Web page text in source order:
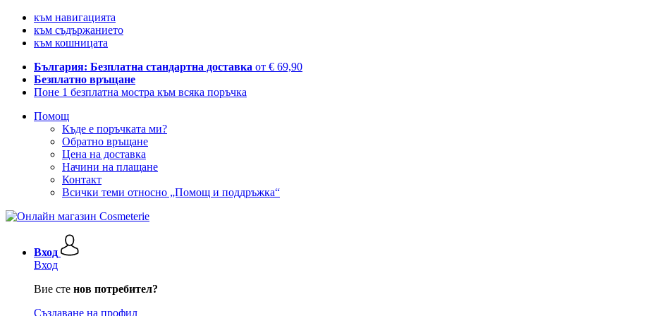
към навигацията
към съдържанието
към кошницата
България: Безплатна стандартна доставка от € 69,90
Безплатно връщане
Поне 1 безплатна мостра към всяка поръчка
Помощ
Къде е поръчката ми?
Обратно връщане
Цена на доставка
Начини на плащане
Контакт
Всички теми относно „Помощ и поддръжка“
Вход
Вход
Вие сте нов потребител?
Създаване на профил